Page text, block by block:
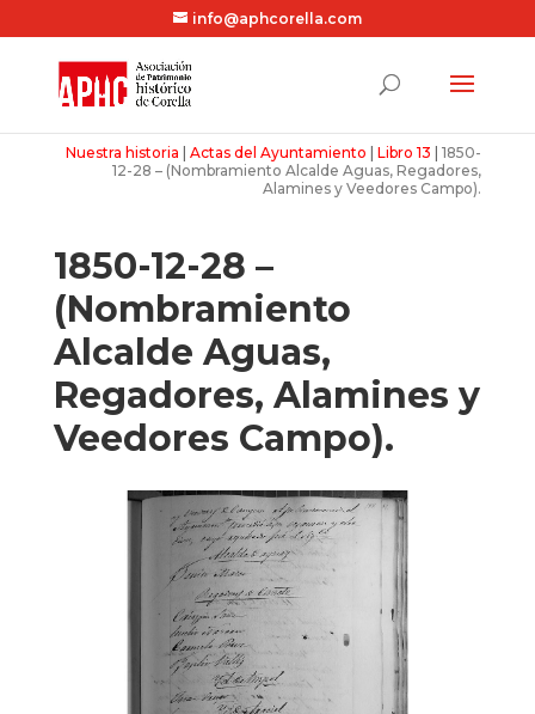
info@aphcorella.com
Nuestra historia |Actas del Ayuntamiento |Libro 13 |1850-
12-28 – (Nombramiento Alcalde Aguas, Regadores,
Alamines y Veedores Campo).
1850-12-28 –
(Nombramiento
Alcalde Aguas,
Regadores, Alamines y
Veedores Campo).